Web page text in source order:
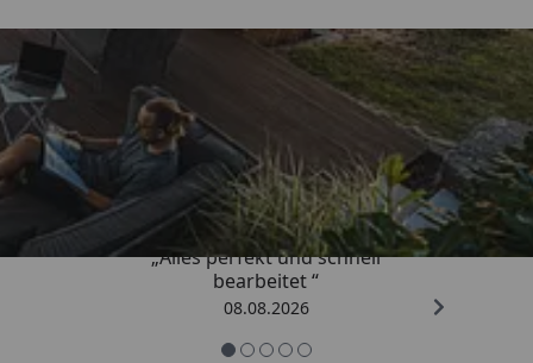
Trusted Shops
4,81/ 5
„Alles perfekt und schnell
bearbeitet “
08.08.2026